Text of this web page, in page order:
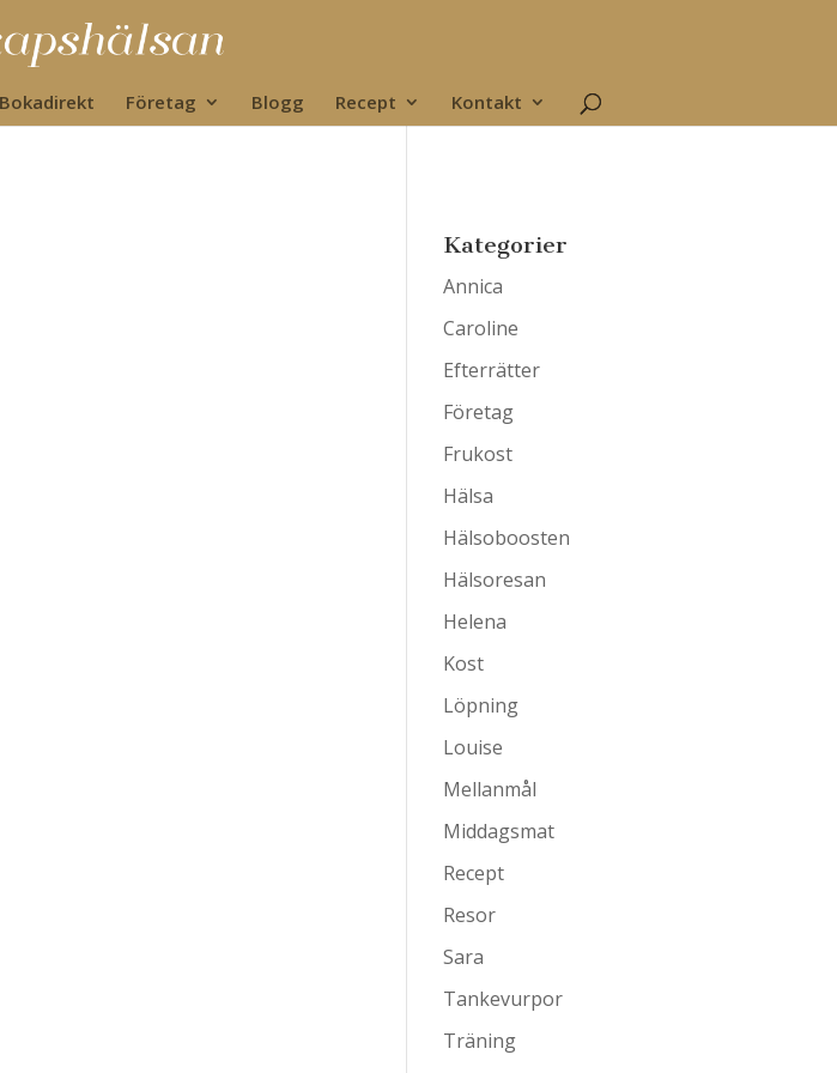
Bokadirekt Företag Blogg Recept Kontakt
Kategorier
Annica
Caroline
Efterrätter
Företag
Frukost
Hälsa
Hälsoboosten
Hälsoresan
Helena
Kost
Löpning
Louise
Mellanmål
Middagsmat
Recept
Resor
Sara
Tankevurpor
Träning